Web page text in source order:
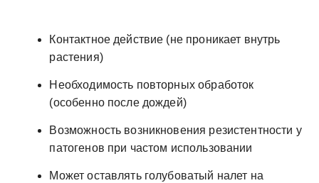
Контактное действие (не проникает внутрь
растения)
Необходимость повторных обработок
(особенно после дождей)
Возможность возникновения резистентности у
патогенов при частом использовании
Может оставлять голубоватый налет на